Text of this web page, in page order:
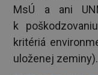
MsÚ a ani
k
kritériá
uloženej zeminy).